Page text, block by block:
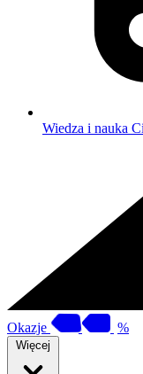
Wiedza i nauka
Okazje %
Więcej